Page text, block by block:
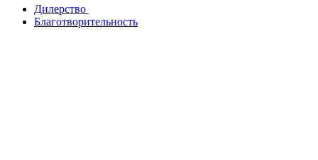
Дилерство
Благотворительность